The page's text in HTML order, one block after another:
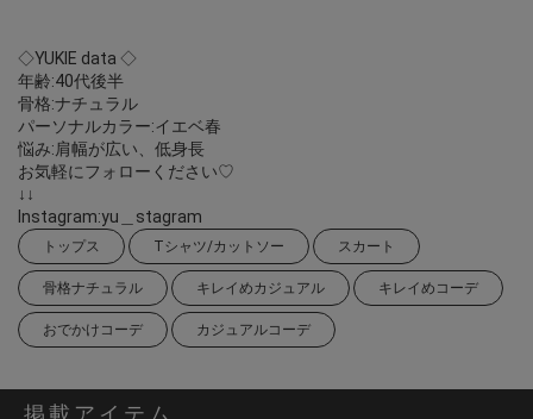
◇YUKIE data ◇
年齢:40代後半
骨格:ナチュラル
パーソナルカラー:イエベ春
悩み:肩幅が広い、低身長
お気軽にフォローください♡
↓↓
Instagram:yu＿stagram
トップス Tシャツ/カットソー スカート
骨格ナチュラル キレイめカジュアル キレイめコーデ
おでかけコーデ カジュアルコーデ
掲載アイテム